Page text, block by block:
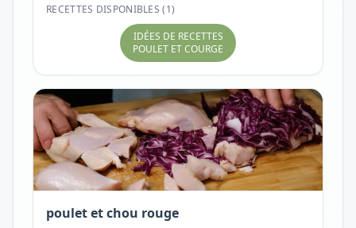
RECETTES DISPONIBLES (1)
IDÉES DE RECETTES
POULET ET COURGE
poulet et chou rouge